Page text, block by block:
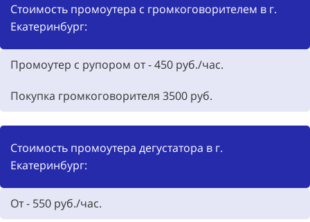
Стоимость промоутера с громкоговорителем в г.
Екатеринбург:
Промоутер с рупором от - 450 руб./час.
Покупка громкоговорителя 3500 руб.
Стоимость промоутера дегустатора в г.
Екатеринбург:
От - 550 руб./час.